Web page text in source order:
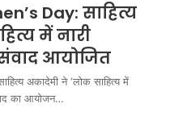
Day: साहित्य
में नारी
आयोजित
अकादेमी ने ‘लोक साहित्य में
का आयोजन…